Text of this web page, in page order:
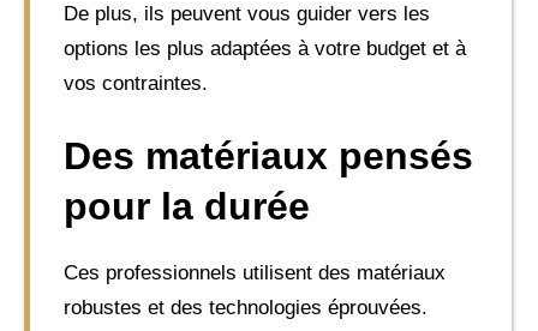
De plus, ils peuvent vous guider vers les
options les plus adaptées à votre budget et à
vos contraintes.
Des matériaux pensés
pour la durée
Ces professionnels utilisent des matériaux
robustes et des technologies éprouvées.